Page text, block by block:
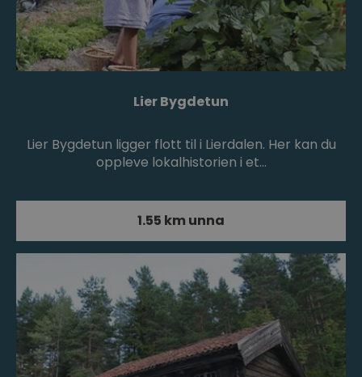
Lier Bygdetun
Lier Bygdetun ligger flott til i Lierdalen. Her kan du
oppleve lokalhistorien i et…
1.55 km unna